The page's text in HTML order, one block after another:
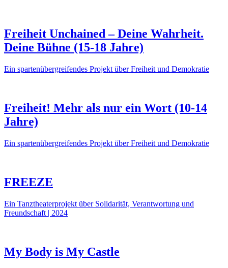
Freiheit Unchained – Deine Wahrheit.
Deine Bühne (15-18 Jahre)
Ein spartenübergreifendes Projekt über Freiheit und Demokratie
Freiheit! Mehr als nur ein Wort (10-14
Jahre)
Ein spartenübergreifendes Projekt über Freiheit und Demokratie
FREEZE
Ein Tanztheaterprojekt über Solidarität, Verantwortung und
Freundschaft | 2024
My Body is My Castle